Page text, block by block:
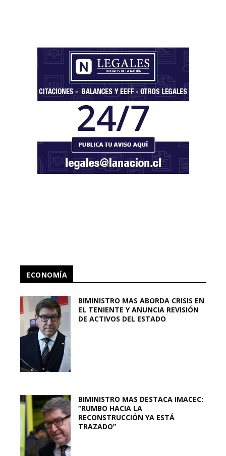
ECONOMÍA
BIMINISTRO MAS ABORDA CRISIS EN
EL TENIENTE Y ANUNCIA REVISIÓN
DE ACTIVOS DEL ESTADO
BIMINISTRO MAS DESTACA IMACEC:
“RUMBO HACIA LA
RECONSTRUCCIÓN YA ESTÁ
TRAZADO”